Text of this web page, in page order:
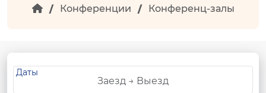
Конференции Конференц-залы
Даты